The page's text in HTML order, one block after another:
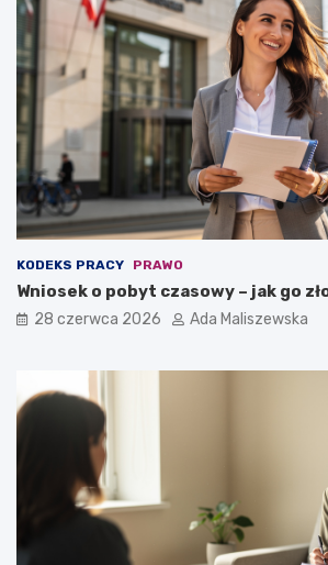
KODEKS PRACY PRAWO
Wniosek o pobyt czasowy – jak go
28 czerwca 2026 Ada Maliszewska